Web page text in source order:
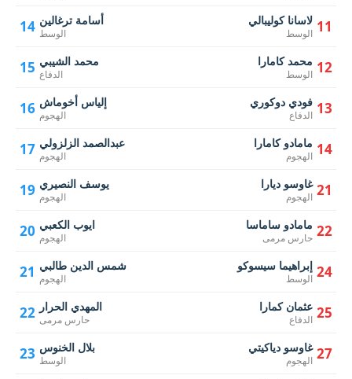
14 أسامة ترغالين
الوسط
15 محمد الشيبي
الدفاع
16 إلياس أخوماش
الهجوم
17 عبدالصمد الزلزولي
الهجوم
19 يوسف النصيري
الهجوم
20 ايوب الكعبي
الهجوم
21 شمس الدين طالبي
الهجوم
22 المهدي الحرار
حارس مرمى
23 بلال الخنوس
الوسط
11 لاسانا كوليبالي
الوسط
12 محمد كامارا
الوسط
13 فودي دوكوري
الدفاع
14 مامادو كامارا
الهجوم
21 غاوسو ديارا
الهجوم
22 مامادو ساماسا
حارس مرمى
24 إبراهيما سيسوكو
الوسط
25 عثمان كمارا
الدفاع
27 غاوسو دياكيتي
الهجوم